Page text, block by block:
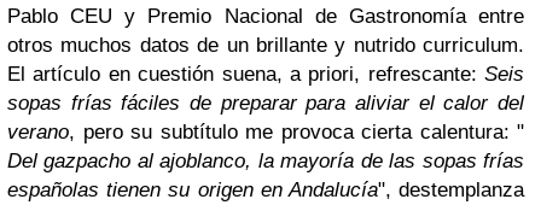
Pablo CEU y Premio Nacional de Gastronomía entre
otros muchos datos de un brillante y nutrido curriculum.
El artículo en cuestión suena, a priori, refrescante: Seis
sopas frías fáciles de preparar para aliviar el calor del
verano, pero su subtítulo me provoca cierta calentura: "
Del gazpacho al ajoblanco, la mayoría de las sopas frías
españolas tienen su origen en Andalucía", destemplanza